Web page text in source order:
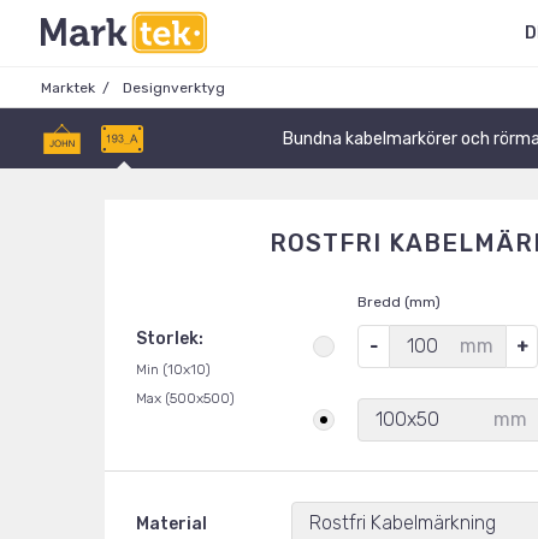
Marktek Designverktyg
Bundna kabelmarkörer och
ROSTFRI
Storlek:
Min (10x10)
Max (500x500)
Bredd (mm)
mm
100x50 mm
Material Rostfri Kabelmärkning